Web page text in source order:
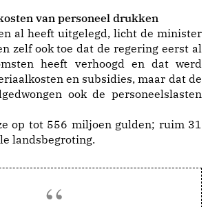
van personeel drukken
al heeft uitgelegd, licht de minister
zelf ook toe dat de regering eerst al
heeft verhoogd en dat werd
en subsidies, maar dat de
ook de personeelslasten
op tot 556 miljoen gulden; ruim 31
landsbegroting.